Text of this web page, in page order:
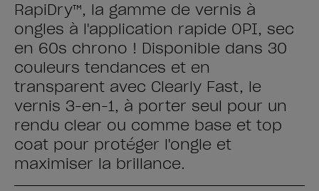
RapiDry™, la gamme de vernis à
ongles à l'application rapide OPI, sec
en 60s chrono ! Disponible dans 30
couleurs tendances et en
transparent avec Clearly Fast, le
vernis 3-en-1, à porter seul pour un
rendu clear ou comme base et top
coat pour protéger l'ongle et
maximiser la brillance.